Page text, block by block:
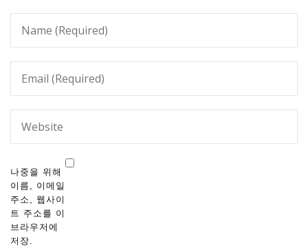
나중을 위해
이름, 이메일
주소, 웹사이
트 주소를 이
브라우저에
저장.